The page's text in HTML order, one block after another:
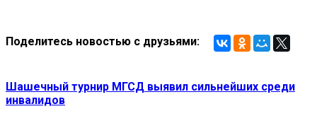
Поделитесь новостью с друзьями:
Шашечный турнир МГСД выявил сильнейших среди
инвалидов